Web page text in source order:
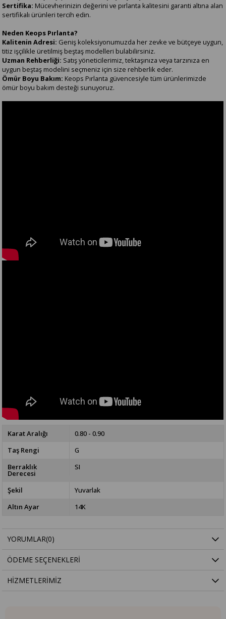
Sertifika: Mücevherinizin değerini ve pırlanta kalitesini garanti altına alan
sertifikalı ürünleri tercih edin.
Neden Keops Pırlanta?
Kalitenin Adresi: Geniş koleksiyonumuzda her zevke ve bütçeye uygun,
titiz işçilikle üretilmiş beştaş modelleri bulabilirsiniz.
Uzman Rehberliği: Satış yöneticilerimiz, tektaşınıza veya tarzınıza en
uygun beştaş modelini seçmeniz için size rehberlik eder.
Ömür Boyu Bakım: Keops Pırlanta güvencesiyle tüm ürünlerimizde
ömür boyu bakım desteği sunuyoruz.
Karat Aralığı
0.80 - 0.90
Taş Rengi
G
Berraklık
Derecesi
SI
Şekil
Yuvarlak
Altın Ayar
14K
YORUMLAR(0)
ÖDEME SEÇENEKLERI
HIZMETLERIMIZ